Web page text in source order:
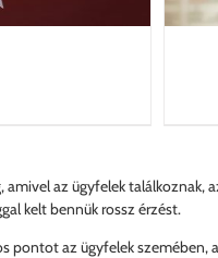
amivel az ügyfelek
kelt bennük rossz érzést.
pontot az ügyfelek